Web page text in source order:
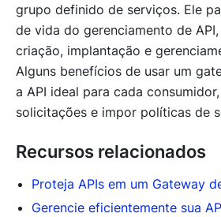
grupo definido de serviços. Ele
de vida do gerenciamento de
criação, implantação e
Alguns benefícios de usar um
a API ideal para cada
solicitações e impor políticas de
Recursos relacionados
Proteja APIs em um Gateway
Gerencie eficientemente sua